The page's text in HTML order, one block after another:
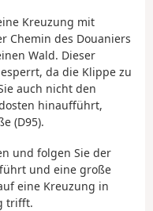
Kreuzung mit
Chemin des Douaniers
Wald. Dieser
da die Klippe zu
auch nicht den
hinaufführt,
(D95).
und folgen Sie der
und eine große
eine Kreuzung in
trifft.